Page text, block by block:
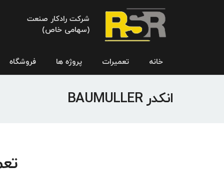
شرکت رادکار صنعت
(سهامی خاص)
خانه تعمیرات پروژه ها فروشگاه
انکدر BAUMULLER